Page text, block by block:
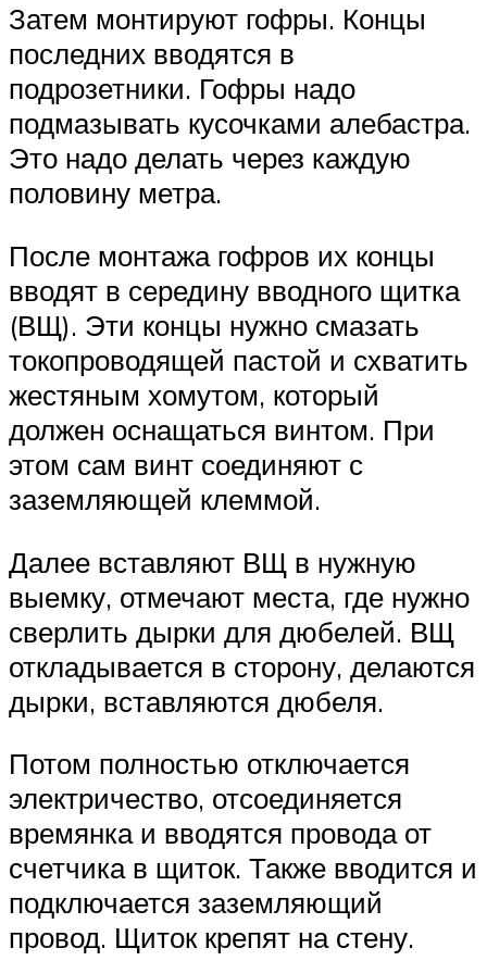
Затем монтируют гофры. Концы
последних вводятся в
подрозетники. Гофры надо
подмазывать кусочками алебастра.
Это надо делать через каждую
половину метра.
После монтажа гофров их концы
вводят в середину вводного щитка
(ВЩ). Эти концы нужно смазать
токопроводящей пастой и схватить
жестяным хомутом, который
должен оснащаться винтом. При
этом сам винт соединяют с
заземляющей клеммой.
Далее вставляют ВЩ в нужную
выемку, отмечают места, где нужно
сверлить дырки для дюбелей. ВЩ
откладывается в сторону, делаются
дырки, вставляются дюбеля.
Потом полностью отключается
электричество, отсоединяется
времянка и вводятся провода от
счетчика в щиток. Также вводится и
подключается заземляющий
провод. Щиток крепят на стену.